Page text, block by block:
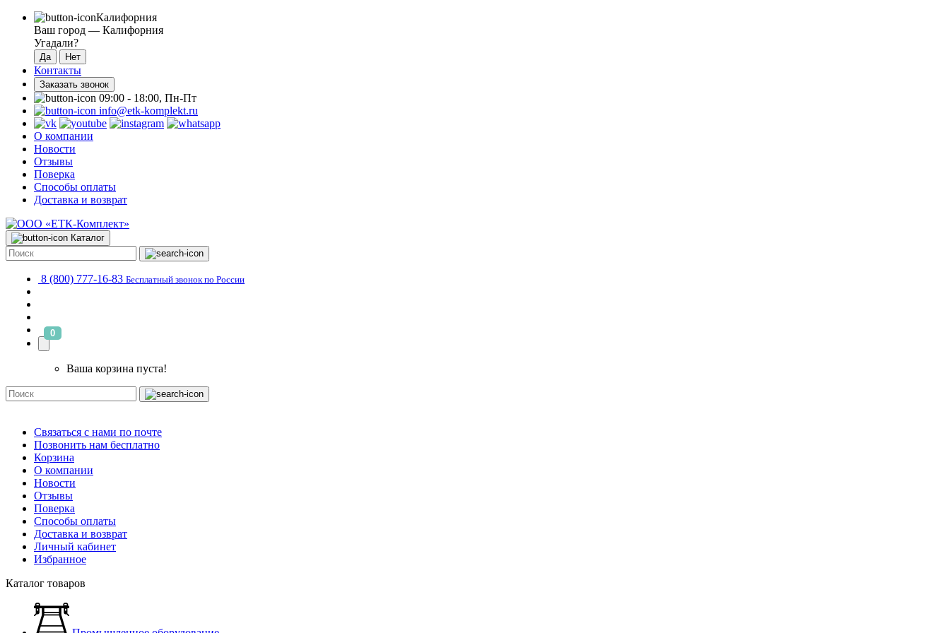
Калифорния
Ваш город — Калифорния
Угадали?
Контакты
Заказать звонок
09:00 - 18:00, Пн-Пт
info@etk-komplekt.ru
О компании
Новости
Отзывы
Поверка
Способы оплаты
Доставка и возврат
Каталог
8 (800) 777-16-83 Бесплатный звонок по России
0
Ваша корзина пуста!
Связаться с нами по почте
Позвонить нам бесплатно
Корзина
О компании
Новости
Отзывы
Поверка
Способы оплаты
Доставка и возврат
Личный кабинет
Избранное
Каталог товаров